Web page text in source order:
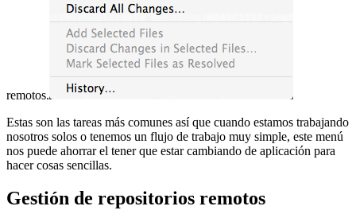
remotos.
Estas son las tareas más comunes así que cuando estamos trabajando
nosotros solos o tenemos un flujo de trabajo muy simple, este menú
nos puede ahorrar el tener que estar cambiando de aplicación para
hacer cosas sencillas.
Gestión de repositorios remotos